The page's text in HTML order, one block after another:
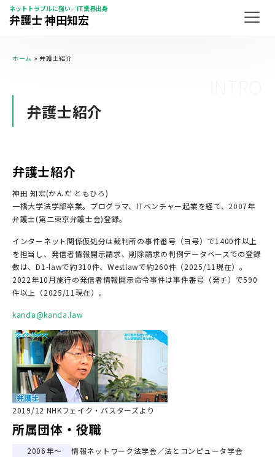
ネットトラブルに強い／IT業界出身
弁護士 神田知宏
ホーム »弁護士紹介
弁護士紹介
弁護士紹介
神田 知宏(かんだ ともひろ)
一橋大学法学部卒業。プログラマ、ITベンチャー起業を経て、2007年
弁護士(第二東京弁護士会)登録。
インターネット関係仮処分は裁判所の事件番号（ヨ号）で1400件以上
を担当し、発信者情報開示請求、削除請求の判例データベースでの登録
数は、D1-lawで約310件、Westlawで約260件（2025/11現在）。
2022年10月施行の発信者情報開示命令事件は事件番号（発チ）で590
件以上（2025/11現在）。
kanda@kanda.law
2019/12 NHKフェイク・バスターズより
所属団体・役職
2006年～
情報ネットワーク法学会／法とコンピュータ学会